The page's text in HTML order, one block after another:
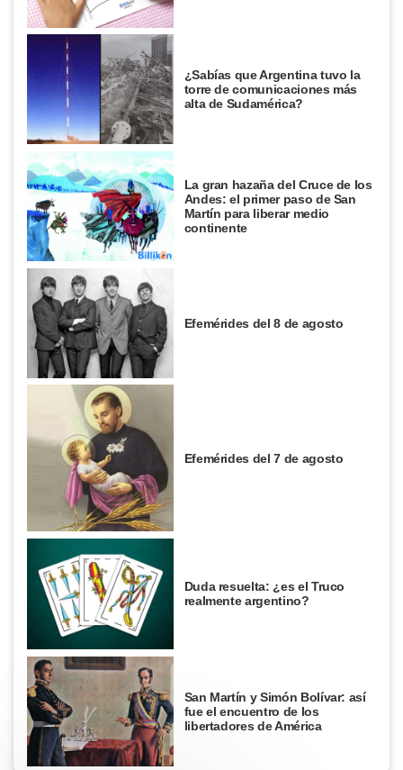
¿Sabías que Argentina tuvo la
torre de comunicaciones más
alta de Sudamérica?
La gran hazaña del Cruce de los
Andes: el primer paso de San
Martín para liberar medio
continente
Efemérides del 8 de agosto
Efemérides del 7 de agosto
Duda resuelta: ¿es el Truco
realmente argentino?
San Martín y Simón Bolívar: así
fue el encuentro de los
libertadores de América